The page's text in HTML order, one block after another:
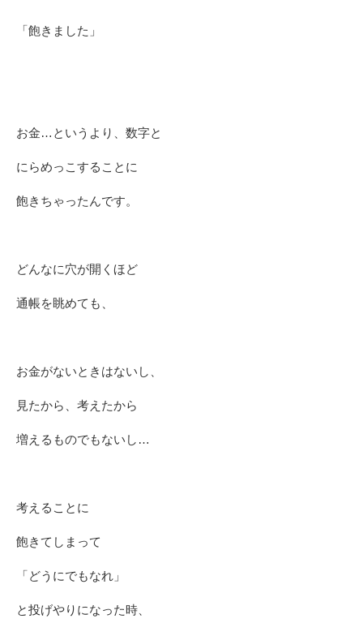
「飽きました」
お金…というより、数字と
にらめっこすることに
飽きちゃったんです。
どんなに穴が開くほど
通帳を眺めても、
お金がないときはないし、
見たから、考えたから
増えるものでもないし…
考えることに
飽きてしまって
「どうにでもなれ」
と投げやりになった時、